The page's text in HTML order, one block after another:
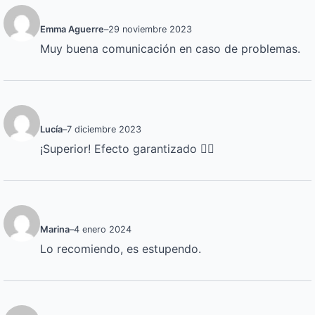
Emma Aguerre–29 noviembre 2023
Muy buena comunicación en caso de problemas.
Lucía–7 diciembre 2023
¡Superior! Efecto garantizado 👌🏼
Marina–4 enero 2024
Lo recomiendo, es estupendo.